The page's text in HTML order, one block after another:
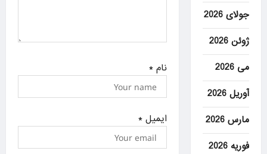
نام*
ایمیل*
جولای 2026
ژوئن 2026
می 2026
آوریل 2026
مارس 2026
فوریه 2026